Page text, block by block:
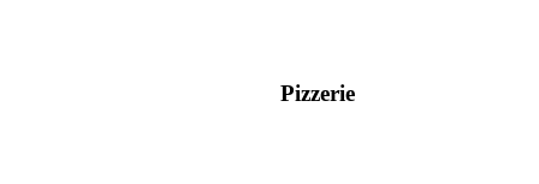
Pizzerie